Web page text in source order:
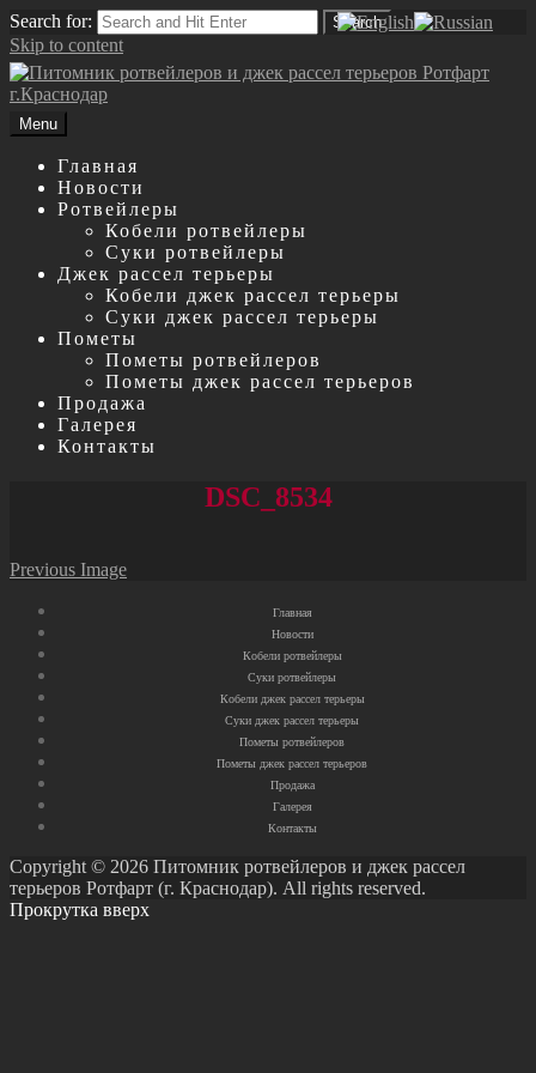
Search for: Search
Skip to content
Menu
Главная
Новости
Ротвейлеры
Кобели ротвейлеры
Суки ротвейлеры
Джек рассел терьеры
Кобели джек рассел терьеры
Суки джек рассел терьеры
Пометы
Пометы ротвейлеров
Пометы джек рассел терьеров
Продажа
Галерея
Контакты
DSC_8534
Previous Image
Главная
Новости
Кобели ротвейлеры
Суки ротвейлеры
Кобели джек рассел терьеры
Суки джек рассел терьеры
Пометы ротвейлеров
Пометы джек рассел терьеров
Продажа
Галерея
Контакты
Copyright © 2026 Питомник ротвейлеров и джек рассел
терьеров Ротфарт (г. Краснодар). All rights reserved.
Прокрутка вверх